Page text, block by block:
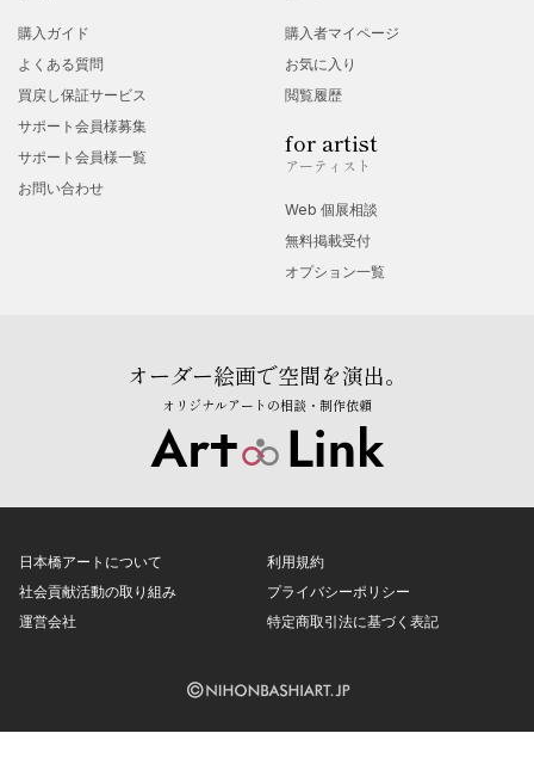
購入ガイド
よくある質問
買戻し保証サービス
サポート会員様募集
サポート会員様一覧
お問い合わせ
購入者マイページ
お気に入り
閲覧履歴
for artist
アーティスト
Web 個展相談
無料掲載受付
オプション一覧
オーダー絵画で空間を演出。
オリジナルアートの相談・制作依頼
日本橋アートについて
社会貢献活動の取り組み
運営会社
利用規約
プライバシーポリシー
特定商取引法に基づく表記